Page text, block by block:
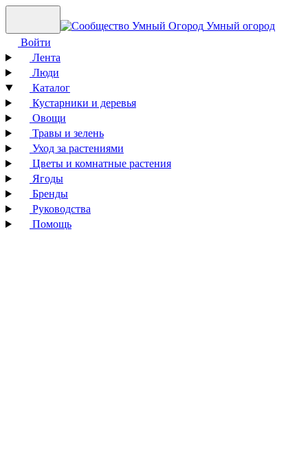
Умный огород
Войти
Лента
Люди
Каталог
Кустарники и деревья
Овощи
Травы и зелень
Уход за растениями
Цветы и комнатные растения
Ягоды
Бренды
Руководства
Помощь